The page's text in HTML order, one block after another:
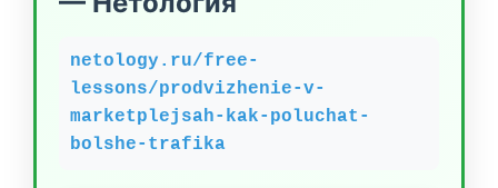
netology.ru/free-
lessons/prodvizhenie-v-
marketplejsah-kak-poluchat-
bolshe-trafika